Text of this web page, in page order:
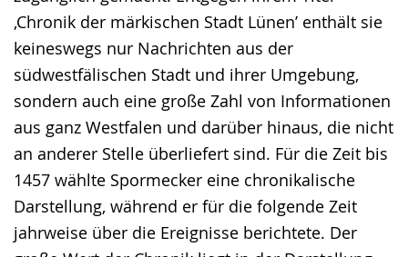
‚Chronik der märkischen Stadt Lünen’ enthält sie
keineswegs nur Nachrichten aus der
südwestfälischen Stadt und ihrer Umgebung,
sondern auch eine große Zahl von Informationen
aus ganz Westfalen und darüber hinaus, die nicht
an anderer Stelle überliefert sind. Für die Zeit bis
1457 wählte Spormecker eine chronikalische
Darstellung, während er für die folgende Zeit
jahrweise über die Ereignisse berichtete. Der